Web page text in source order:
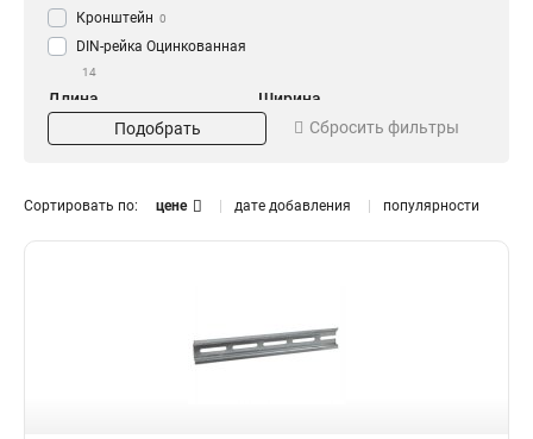
Кронштейн 0
DIN-рейка Оцинкованная
14
Длина
2
80см
60см 2
Ширина
H=50мм 1
Подобрать Сбросить фильтры
Сортировать по: цене дате добавления популярности